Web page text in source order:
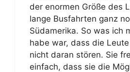
der enormen Größe des
lange Busfahrten ganz
Südamerika. So was ich
habe war, dass die
nicht daran stören. Sie
einfach, dass sie die